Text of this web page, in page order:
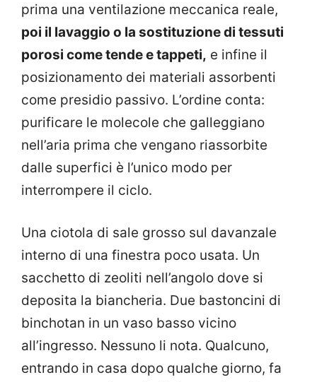
prima una ventilazione meccanica reale,
poi il lavaggio o la sostituzione di tessuti
porosi come tende e tappeti, e infine il
posizionamento dei materiali assorbenti
come presidio passivo. L’ordine conta:
purificare le molecole che galleggiano
nell’aria prima che vengano riassorbite
dalle superfici è l’unico modo per
interrompere il ciclo.
Una ciotola di sale grosso sul davanzale
interno di una finestra poco usata. Un
sacchetto di zeoliti nell’angolo dove si
deposita la biancheria. Due bastoncini di
binchotan in un vaso basso vicino
all’ingresso. Nessuno li nota. Qualcuno,
entrando in casa dopo qualche giorno, fa